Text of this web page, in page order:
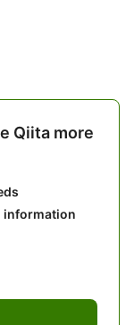
Qiita more
information